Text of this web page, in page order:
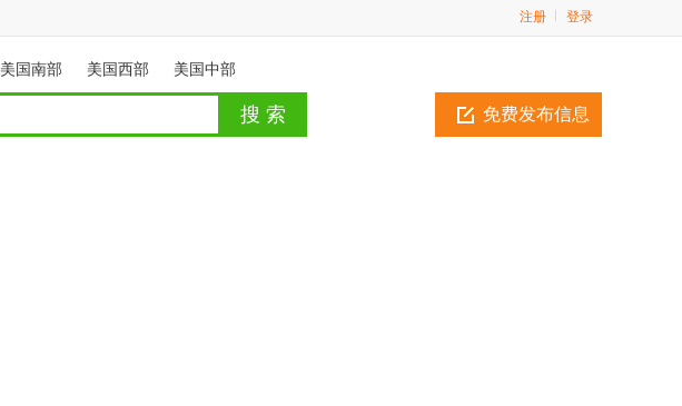
登录
注册
免费发布信息
美国南部 美国西部 美国中部